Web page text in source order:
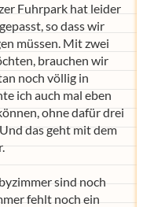
Fuhrpark hat leider
so dass wir
müssen. Mit zwei
brauchen wir
noch völlig in
ich auch mal eben
ohne dafür drei
das geht mit dem
sind noch
fehlt noch ein